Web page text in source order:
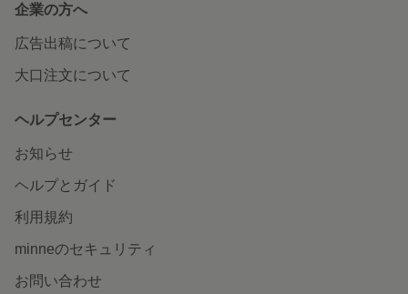
企業の方へ
広告出稿について
大口注文について
ヘルプセンター
お知らせ
ヘルプとガイド
利用規約
minneのセキュリティ
お問い合わせ